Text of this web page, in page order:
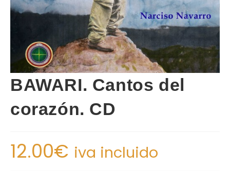
BAWARI. Cantos del
corazón. CD
12.00€ iva incluido